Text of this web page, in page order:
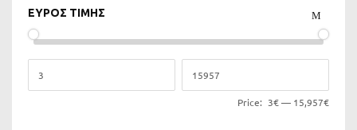
ΕΥΡΟΣ ΤΙΜΗΣ
Price: 3€— 15,957€